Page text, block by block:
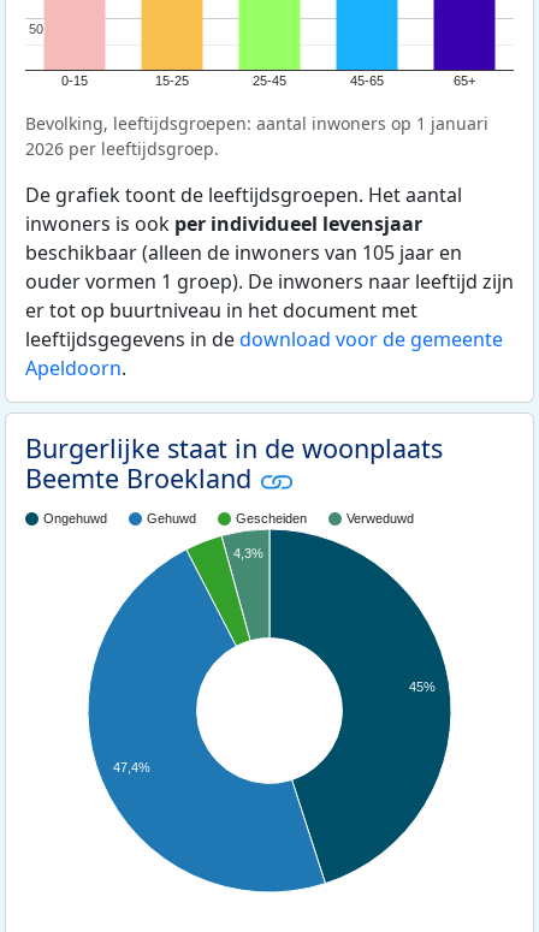
0-15 15-25 25-45 45-65 65+
50
50
Bevolking, leeftijdsgroepen: aantal inwoners op 1 januari
2026 per leeftijdsgroep.
De grafiek toont de leeftijdsgroepen. Het aantal
inwoners is ook per individueel levensjaar
beschikbaar (alleen de inwoners van 105 jaar en
ouder vormen 1 groep). De inwoners naar leeftijd zijn
er tot op buurtniveau in het document met
leeftijdsgegevens in dedownload voor de gemeente
Apeldoorn.
Burgerlijke staat in de woonplaats
Beemte Broekland
Ongehuwd Gehuwd Gescheiden Verweduwd
45%
4,3%
47,4%